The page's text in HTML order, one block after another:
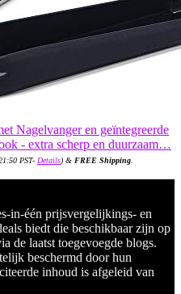
Nagelvanger en geïntegreerde
- extra scherp en duurzaam…
PST- Details) & FREE Shipping
in-één prijsvergelijkings- en
biedt die beschikbaar zijn op
de laatst toegevoegde blogs.
beschermd door hun
inhoud is afgeleid van